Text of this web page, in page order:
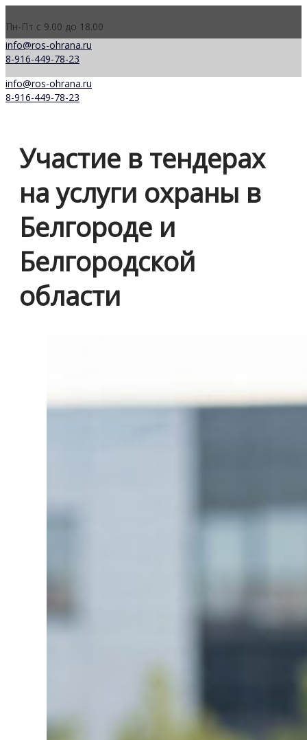
Пн-Пт с 9.00 до 18.00
info@ros-ohrana.ru
8-916-449-78-23
info@ros-ohrana.ru
8-916-449-78-23
Участие в тендерах
на услуги охраны в
Белгороде и
Белгородской
области